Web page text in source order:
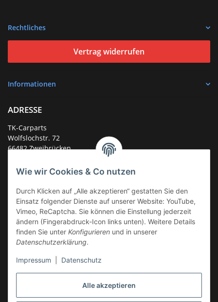
Alle akzeptieren
Wie wir Cookies & Co nutzen
Durch Klicken auf „Alle akzeptieren“ gestatten Sie den
Einsatz folgender Dienste auf unserer Website: YouTube,
Vimeo, ReCaptcha. Sie können die Einstellung jederzeit
ändern (Fingerabdruck-Icon links unten). Weitere Details
finden Sie unter Konfigurieren und in unserer
Datenschutzerklärung.
Impressum Datenschutz
Rechtliches
Vertrag widerrufen
Informationen
ADRESSE
TK-Carparts
Wolfslochstr. 72
66482 Zweibrücken
Service-Hotline +49 (0)6332 - 48 58 48
E-Mail:mail@tk-carparts.de
Montag-Donnerstag von 13 bis 16 Uhr